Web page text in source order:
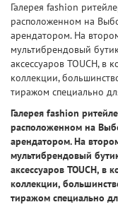
Галерея fashion
расположенном на
арендатором. На
мультибрендовый
аксессуаров TOUCH, в
коллекции,
тиражом специально
Галерея fashion
расположенном на
арендатором. На
мультибрендовый
аксессуаров TOUCH, в
коллекции,
тиражом специально